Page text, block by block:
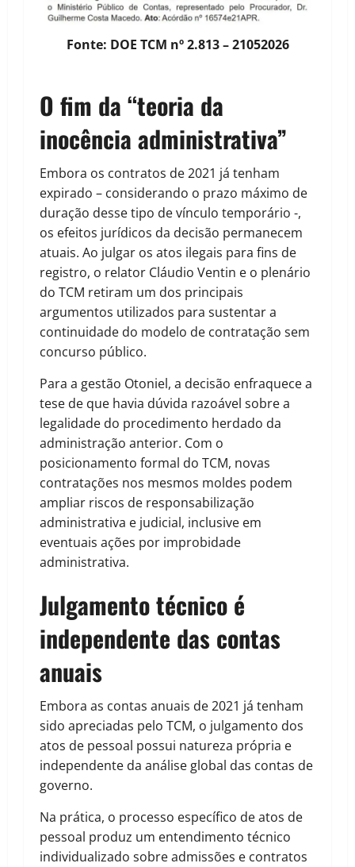
Fonte: DOE TCM nº 2.813 – 21052026
O fim da “teoria da
inocência administrativa”
Embora os contratos de 2021 já tenham
expirado – considerando o prazo máximo de
duração desse tipo de vínculo temporário -,
os efeitos jurídicos da decisão permanecem
atuais. Ao julgar os atos ilegais para fins de
registro, o relator Cláudio Ventin e o plenário
do TCM retiram um dos principais
argumentos utilizados para sustentar a
continuidade do modelo de contratação sem
concurso público.
Para a gestão Otoniel, a decisão enfraquece a
tese de que havia dúvida razoável sobre a
legalidade do procedimento herdado da
administração anterior. Com o
posicionamento formal do TCM, novas
contratações nos mesmos moldes podem
ampliar riscos de responsabilização
administrativa e judicial, inclusive em
eventuais ações por improbidade
administrativa.
Julgamento técnico é
independente das contas
anuais
Embora as contas anuais de 2021 já tenham
sido apreciadas pelo TCM, o julgamento dos
atos de pessoal possui natureza própria e
independente da análise global das contas de
governo.
Na prática, o processo específico de atos de
pessoal produz um entendimento técnico
individualizado sobre admissões e contratos